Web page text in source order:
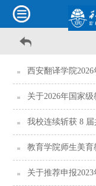
西安翻译学院2026年
关于2026年国家级
我校连续斩获 8
教育学院师生美
关于推荐申报2023